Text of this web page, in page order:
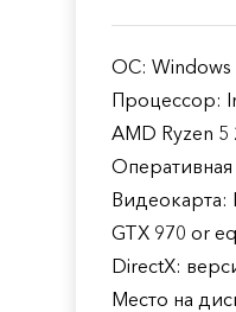
ОС: Windows
Процессор:
AMD Ryzen 5
Видеокарта:
GTX 970 or
DirectX:
Место на